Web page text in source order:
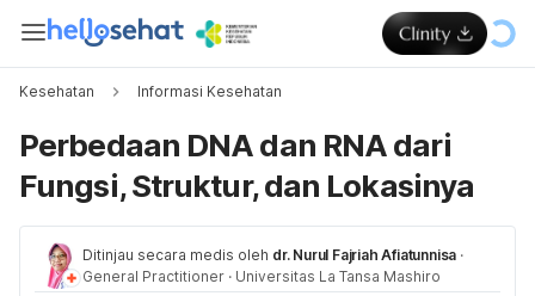
Kesehatan Informasi Kesehatan
Perbedaan DNA dan RNA dari
Fungsi, Struktur, dan Lokasinya
Ditinjau secara medis oleh dr. Nurul Fajriah Afiatunnisa ·
General Practitioner · Universitas La Tansa Mashiro